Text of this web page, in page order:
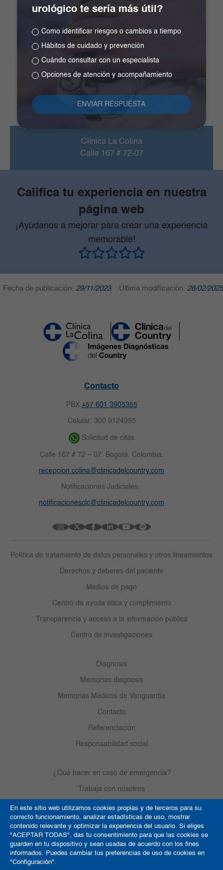
Clínica La Colina
Clínica La Colina
Calle 167 # 72-07
Califica tu experiencia en nuestra
página web
¡Ayúdanos a mejorar para crear una experiencia
memorable!
Fecha de publicación: 29/11/2023 Última modificación: 28/02/2025
En este sitio web utilizamos cookies propias y de terceros para su
correcto funcionamiento, analizar estadísticas de uso, mostrar
contenido relevante y optimizar la experiencia del usuario. Si eliges
"ACEPTAR TODAS", das tu consentimiento para que las cookies se
guarden en tu dispositivo y sean usadas de acuerdo con los fines
informados. Puedes cambiar tus preferencias de uso de cookies en
"Configuración".
urológico te sería más útil?
Como identificar riesgos o cambios a tiempo
Hábitos de cuidado y prevención
Cuándo consultar con un especialista
Opciones de atención y acompañamiento
Contacto
PBX +57 601 3905355
Celular: 300 9124955
Solicitud de citas
Calle 167 # 72 – 07. Bogotá, Colombia.
recepcion.colina@clinicadelcountry.com
Notificaciones Judiciales:
notificacionesclc@clinicadelcountry.com
Política de tratamiento de datos personales y otros lineamientos
Derechos y deberes del paciente
Medios de pago
Centro de ayuda ética y cumplimiento
Transparencia y acceso a la información pública
Centro de investigaciones
Diagnosis
Memorias diagnosis
Memorias Médicos de Vanguardia
Contacto
Referenciación
Responsabilidad social
¿Qué hacer en caso de emergencia?
Trabaja con nosotros
Derechos de autor
Política de Cookies
Términos y condiciones